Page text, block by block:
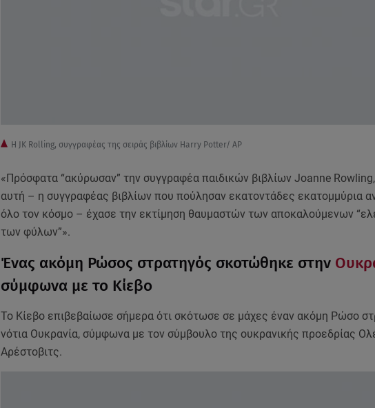
Η JK Rolling, συγγραφέας της σειράς βιβλίων Harry Potter/ AP
«Πρόσφατα “ακύρωσαν” την συγγραφέα παιδικών βιβλίων Joanne
αυτή – η συγγραφέας βιβλίων που πούλησαν εκατοντάδες εκατομμύρια
όλο τον κόσμο – έχασε την εκτίμηση θαυμαστών των αποκαλούμενων
των φύλων”».
Ένας ακόμη Ρώσος στρατηγός σκοτώθηκε στην
σύμφωνα με το Κίεβο
Το Κίεβο επιβεβαίωσε σήμερα ότι σκότωσε σε μάχες έναν ακόμη Ρώσο
νότια Ουκρανία, σύμφωνα με τον σύμβουλο της ουκρανικής προεδρίας
Αρέστοβιτς.